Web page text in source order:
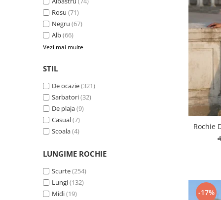
Rosu (71)
Negru (67)
Alb(66)
Vezi mai multe
STIL
De ocazie(321)
Sarbatori(32)
De plaja(9)
Casual(7)
Scoala(4)
LUNGIME ROCHIE
Scurte(254)
Lungi(132)
Midi(19)
Rochie
-17%